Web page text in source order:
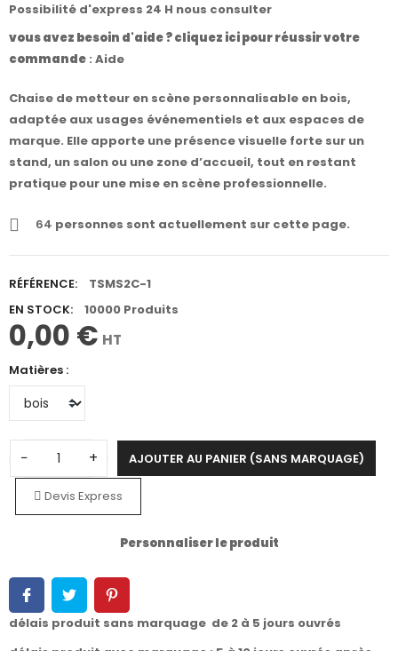
Possibilité d'express 24 H nous consulter
vous avez besoin d'aide ? cliquez ici pour réussir votre
commande : Aide
Chaise de metteur en scène personnalisable en bois,
adaptée aux usages événementiels et aux espaces de
marque. Elle apporte une présence visuelle forte sur un
stand, un salon ou une zone d’accueil, tout en restant
pratique pour une mise en scène professionnelle.
64 personnes sont actuellement sur cette page.
RÉFÉRENCE:
TSMS2C-1
EN STOCK:
10000 Produits
0,00 € HT
Matières :
− + AJOUTER AU PANIER (SANS MARQUAGE)
Devis Express
Personnaliser le produit
délais produit sans marquage de 2 à 5 jours ouvrés